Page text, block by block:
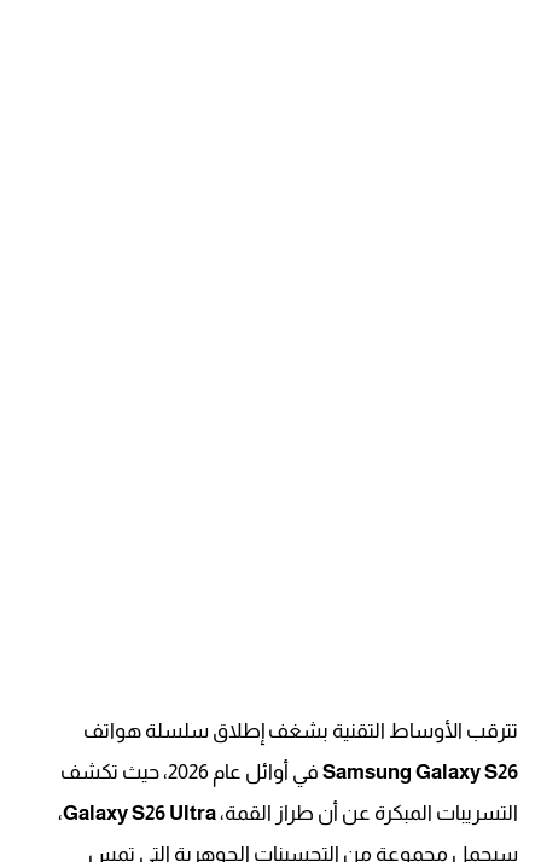
تترقب الأوساط التقنية بشغف إطلاق سلسلة هواتف
Samsung Galaxy S26
في أوائل عام 2026، حيث تكشف
التسريبات المبكرة عن أن طراز القمة،Galaxy S26 Ultra،
سيحمل مجموعة من التحسينات الجوهرية التي تمس